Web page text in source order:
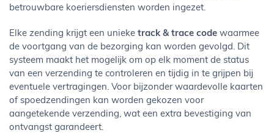
betrouwbare koeriersdiensten worden ingezet.
Elke zending krijgt een unieke track & trace code waarmee
de voortgang van de bezorging kan worden gevolgd. Dit
systeem maakt het mogelijk om op elk moment de status
van een verzending te controleren en tijdig in te grijpen bij
eventuele vertragingen. Voor bijzonder waardevolle kaarten
of spoedzendingen kan worden gekozen voor
aangetekende verzending, wat een extra bevestiging van
ontvangst garandeert.